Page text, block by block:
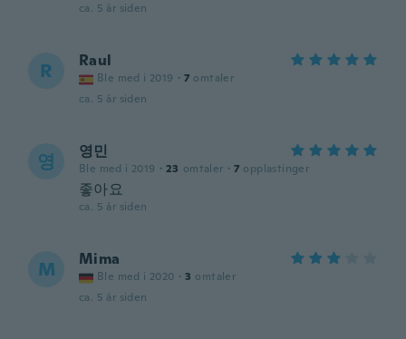
ca. 5 år siden
R Raul
Ble med i 2019 · 7 omtaler
ca. 5 år siden
영 영민
Ble med i 2019 · 23 omtaler · 7 opplastinger
좋아요
ca. 5 år siden
M Mima
Ble med i 2020 · 3 omtaler
ca. 5 år siden